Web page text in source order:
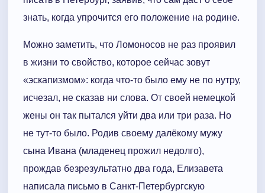
знать, когда упрочится его положение на родине.
Можно заметить, что Ломоносов не раз проявил
в жизни то свойство, которое сейчас зовут
«эскапизмом»: когда что-то было ему не по нутру,
исчезал, не сказав ни слова. От своей немецкой
жены он так пытался уйти два или три раза. Но
не тут-то было. Родив своему далёкому мужу
сына Ивана (младенец прожил недолго),
прождав безрезультатно два года, Елизавета
написала письмо в Санкт-Петербургскую